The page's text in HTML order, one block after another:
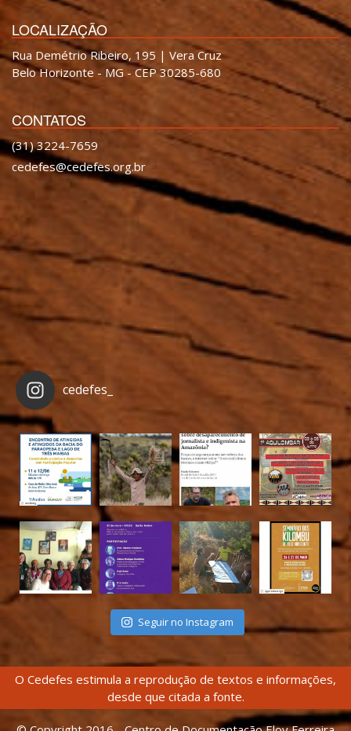
LOCALIZAÇÃO
Rua Demétrio Ribeiro, 195 | Vera Cruz
Belo Horizonte - MG - CEP 30285-680
CONTATOS
(31) 3224-7659
cedefes@cedefes.org.br
cedefes_
Seguir no Instagram
O Cedefes estimula a reprodução de textos e informações,
desde que citada a fonte.